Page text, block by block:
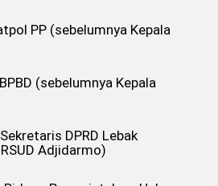
PP (sebelumnya Kepala
(sebelumnya Kepala
DPRD Lebak
Adjidarmo)